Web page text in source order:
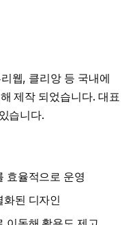
웹, 클리앙 등 국내에
제작 되었습니다. 대표
습니다.
효율적으로 운영
된 디자인